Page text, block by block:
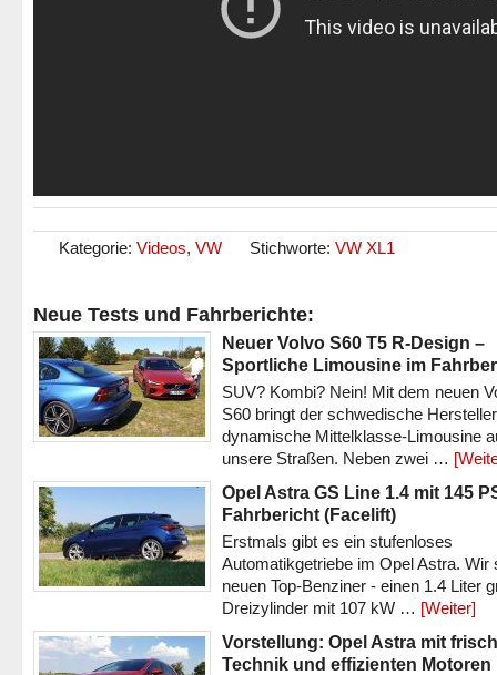
Kategorie: Videos, VW Stichworte: VW XL1
Neue Tests und Fahrberichte:
Neuer Volvo S60 T5 R-Design –
Sportliche Limousine im
SUV? Kombi? Nein! Mit dem neuen
S60 bringt der schwedische
dynamische Mittelklasse-Limousine
unsere Straßen. Neben zwei …
Opel Astra GS Line 1.4 mit 145
Fahrbericht (Facelift)
Erstmals gibt es ein stufenloses
Automatikgetriebe im Opel Astra. Wir
neuen Top-Benziner - einen 1.4 Liter
Dreizylinder mit 107 kW … [Weiter]
Vorstellung: Opel Astra mit
Technik und effizienten Motoren